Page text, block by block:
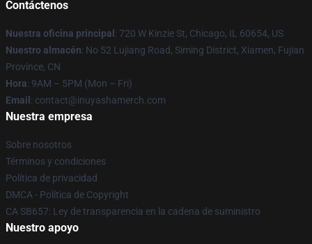
Contáctenos
Nuestra oficina principal : 720 W Kinzie St, Chicago, IL 60654, US
Nuestro almacén: No 52 Lujiang Road, Siming District, Xiamen, Fujian
Province, CN
Hora: 9AM – 5PM (Mon – Fri)
Email : contact@inuyashamerch.com
Nuestra empresa
Sobre nosotros
Términos y condiciones
Política de privacidad
DMCA - Política de Copyright
CA SB657: Ley de transparencia en la cadena de suministro
Nuestro apoyo